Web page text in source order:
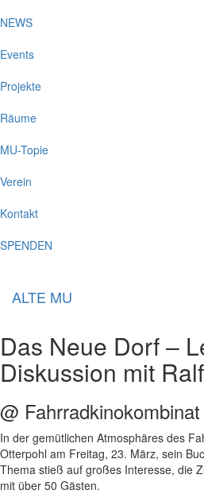
NEWS
Events
Projekte
Räume
MU-Topie
Verein
Kontakt
SPENDEN
ALTE MU
Das Neue Dorf –
Diskussion mit
@ Fahrradkinokombinat
In der gemütlichen Atmosphäres des
Otterpohl am Freitag, 23. März, sein
Thema stieß auf großes Interesse, die
mit über 50 Gästen.